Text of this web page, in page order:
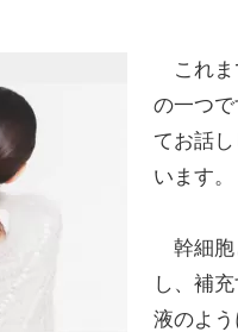
これま
の一つ
てお話
います。
幹細胞
し、補
液のよ